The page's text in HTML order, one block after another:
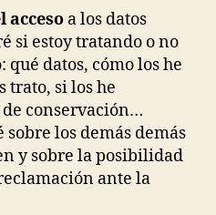
acceso a los datos
si estoy tratando o no
qué datos, cómo los he
trato, si los he
conservación…
los demás demás
y sobre la posibilidad
ante la